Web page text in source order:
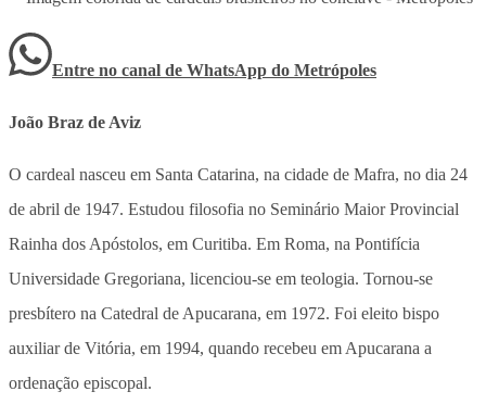
Entre no canal de WhatsApp do Metrópoles
João Braz de Aviz
O cardeal nasceu em Santa Catarina, na cidade de Mafra, no dia 24
de abril de 1947. Estudou filosofia no Seminário Maior Provincial
Rainha dos Apóstolos, em Curitiba. Em Roma, na Pontifícia
Universidade Gregoriana, licenciou-se em teologia. Tornou-se
presbítero na Catedral de Apucarana, em 1972. Foi eleito bispo
auxiliar de Vitória, em 1994, quando recebeu em Apucarana a
ordenação episcopal.